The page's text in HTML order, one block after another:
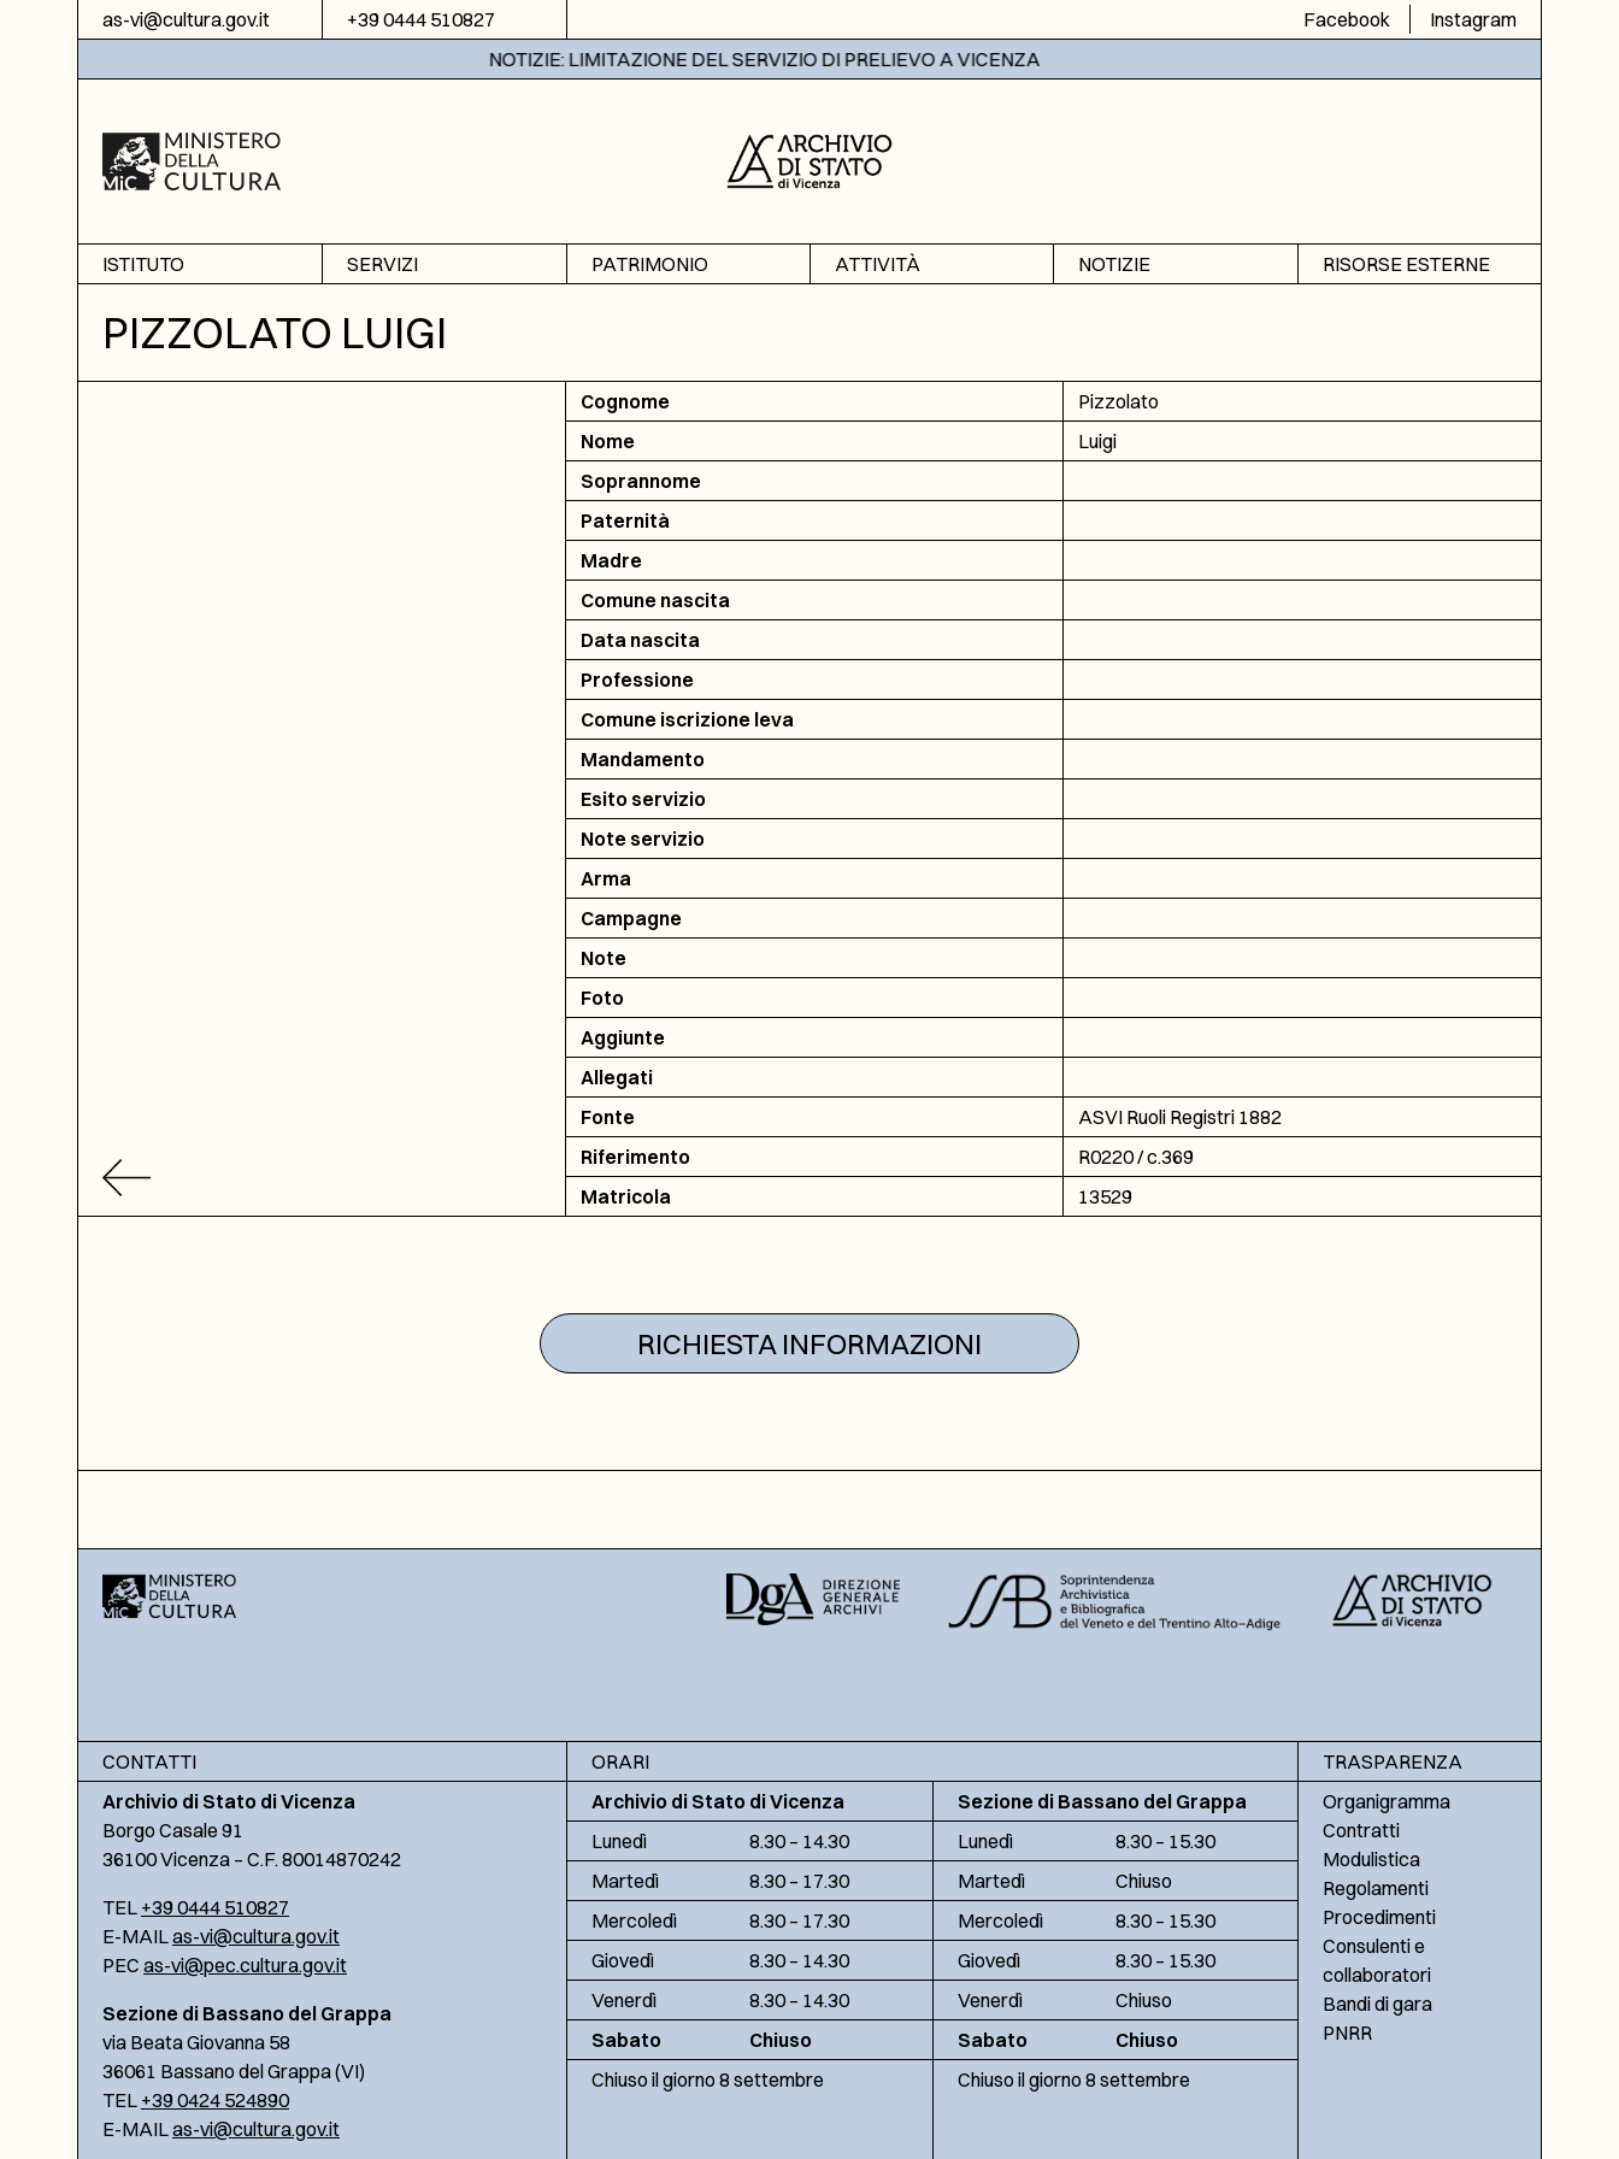
Vai al contenuto
as-vi@cultura.gov.it +39 0444 510827 Facebook
Instagram
NOTIZIE: LIMITAZIONE DEL SERVIZIO DI PRELIEVO A VICENZA
ISTITUTO
Informazioni
Sezione di Bassano del
SERVIZI
Ricerche
Fotoriproduzione
PATRIMONIO
ATTIVITÀ
NOTIZIE
RISORSE ESTERNE
DGA
ICAR
PIZZOLATO LUIGI
Cognome
Pizzolato
Nome
Luigi
Soprannome
Paternità
Madre
Comune nascita
Data nascita
Professione
Comune iscrizione leva
Mandamento
Esito servizio
Note servizio
Arma
Campagne
Note
Foto
Aggiunte
Allegati
Fonte
ASVI Ruoli Registri 1882
Riferimento
R0220 / c.369
Matricola
13529
RICHIESTA INFORMAZIONI
CONTATTI
Archivio di Stato di Vicenza
Borgo Casale 91
36100 Vicenza – C.F. 80014870242
TEL +39 0444 510827
E-MAILas-vi@cultura.gov.it
PEC as-vi@pec.cultura.gov.it
Sezione di Bassano del Grappa
via Beata Giovanna 58
36061 Bassano del Grappa (VI)
TEL +39 0424 524890
E-MAILas-vi@cultura.gov.it
ORARI
Archivio di Stato di Vicenza
Lunedì
8.30 – 14.30
Martedì
8.30 – 17.30
Mercoledì
8.30 – 17.30
Giovedì
8.30 – 14.30
Venerdì
8.30 – 14.30
Sabato
Chiuso
Chiuso il giorno 8 settembre
Sezione di Bassano del Grappa
Lunedì
8.30 – 15.30
Martedì
Chiuso
Mercoledì
8.30 – 15.30
Giovedì
8.30 – 15.30
Venerdì
Chiuso
Sabato
Chiuso
Chiuso il giorno 8 settembre
TRASPARENZA
Organigramma
Contratti
Modulistica
Regolamenti
Procedimenti
Consulenti e
collaboratori
Bandi di gara
PNRR